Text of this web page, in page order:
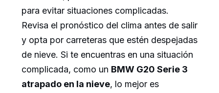
para evitar situaciones complicadas.
Revisa el pronóstico del clima antes de salir
y opta por carreteras que estén despejadas
de nieve. Si te encuentras en una situación
complicada, como un BMW G20 Serie 3
atrapado en la nieve, lo mejor es